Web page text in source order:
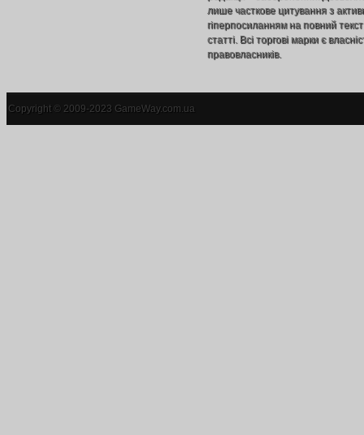
лише часткове цитування з
гіперпосиланням на повний текст
статті. Всі торгові марки є
правовласників.
Copyright © 2009-2023 GameWay.com.ua